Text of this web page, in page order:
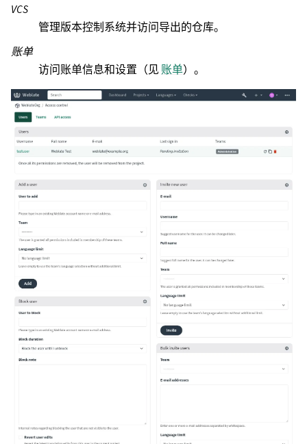
VCS
管理版本控制系统并访问导出的仓库。
账单
访问账单信息和设置（见 账单）。